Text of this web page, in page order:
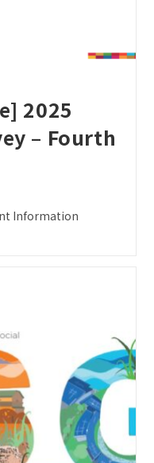
2025
– Fourth
Information